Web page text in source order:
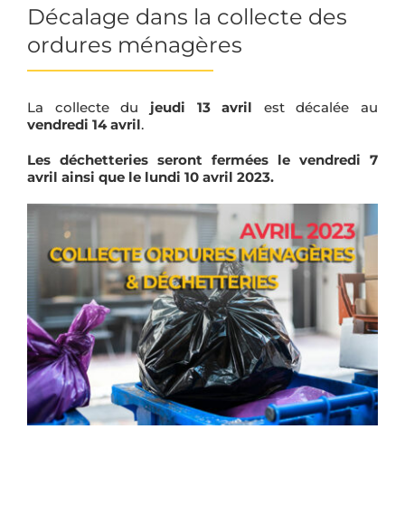
Décalage dans la collecte des
ordures ménagères
La collecte du jeudi 13 avril est décalée au
vendredi 14 avril.
Les déchetteries seront fermées le vendredi 7
avril ainsi que le lundi 10 avril 2023.